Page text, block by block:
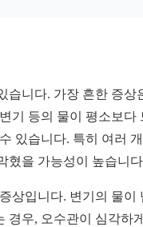
습니다. 가장 흔한 증상
기 등의 물이 평소보다
있습니다. 특히 여러
혔을 가능성이 높습니
상입니다. 변기의 물이
경우, 오수관이 심각하